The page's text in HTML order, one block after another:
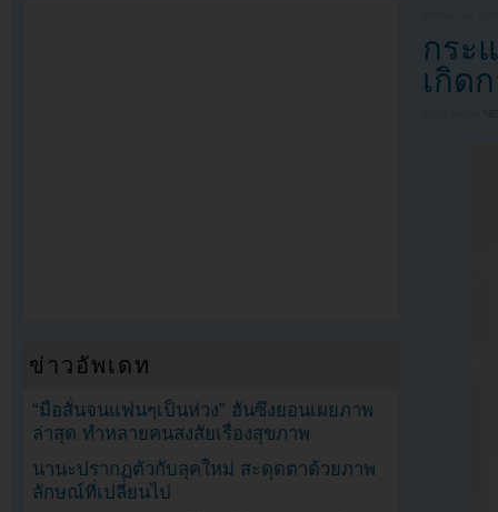
กระ
เกิด
ข่าวอัพเดท
“มือสั่นจนแฟนๆเป็นห่วง” ฮันซึงยอนเผยภาพ
ล่าสุด ทำหลายคนสงสัยเรื่องสุขภาพ
นานะปรากฏตัวกับลุคใหม่ สะดุดตาด้วยภาพ
ลักษณ์ที่เปลี่ยนไป